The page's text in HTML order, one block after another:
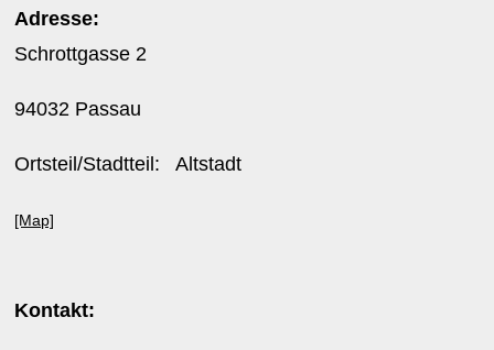
Adresse:
Schrottgasse 2
94032 Passau
Ortsteil/Stadtteil: Altstadt
[Map]
Kontakt: